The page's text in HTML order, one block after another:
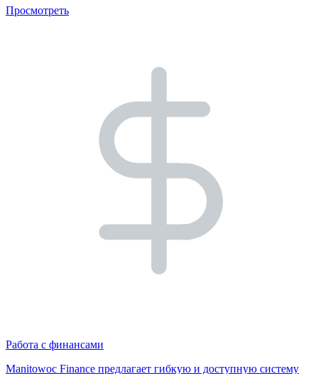
Просмотреть
Работа с финансами
Manitowoc Finance предлагает гибкую и доступную систему